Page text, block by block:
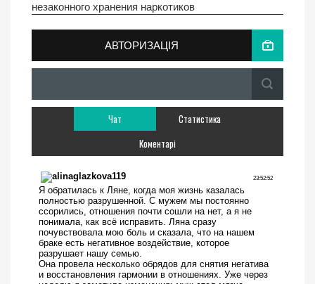
незаконного хранения наркотиков
АВТОРИЗАЦІЯ
Чат
Статистика
Коментарі